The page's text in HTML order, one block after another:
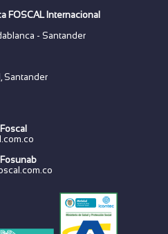
FOSCAL Internacional
- Santander
Santander